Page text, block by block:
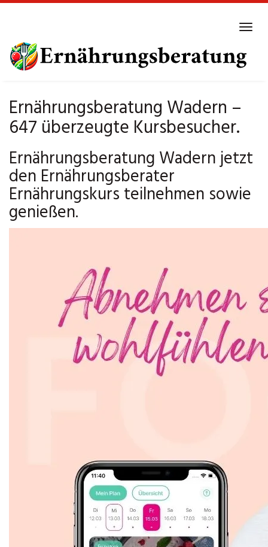
main
content
Ernährungsberatung Wadern –
647 überzeugte Kursbesucher.
Ernährungsberatung Wadern jetzt
den Ernährungsberater
Ernährungskurs teilnehmen sowie
genießen.